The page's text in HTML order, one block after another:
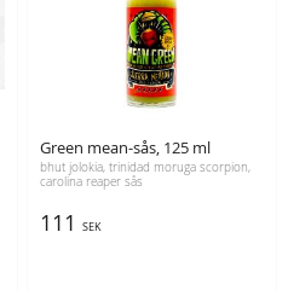
Green mean-sås, 125 ml
bhut jolokia, trinidad moruga scorpion,
carolina reaper sås
111 SEK